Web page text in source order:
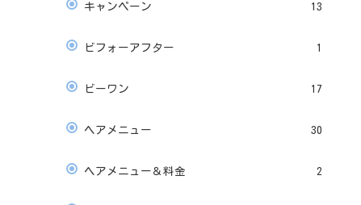
キャンペーン 13
ビフォーアフター 1
ビーワン 17
ヘアメニュー 30
ヘアメニュー＆料金 2